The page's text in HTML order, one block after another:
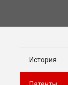
История